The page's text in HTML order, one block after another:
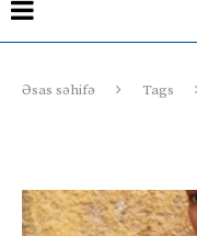
Əsas səhifə Tags